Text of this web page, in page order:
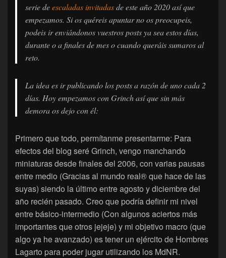
serie deescaladas invitadasde este año 2020 así que
empezamos. Si os quéreis apuntar no os preocupeis,
podeis ir enviándonos vuestros posts ya sea estos días,
durante o a finales de mes o cuando queráis sumaros al
reto.
La idea es ir publicando los posts a razón de uno cada 2
días. Hoy empezamos con Grinch así que sin más
demora os dejo con él:
Primero que todo, permítanme presentarme: Para
efectos del blog seré Grinch, vengo manchando
miniaturas desde finales del 2006, con varias pausas
entre medio (Gracias al mundo real® que hace de las
suyas) siendo la último entre agosto y diciembre del
año recién pasado. Creo que podría definir mi nivel
entre básico-intermedio (Con algunos aciertos más
importantes que otros jejeje) y mi objetivo macro (que
algo ya he avanzado) es tener un ejército de Hombres
Lagarto para poder jugar utilizando los MdNR.